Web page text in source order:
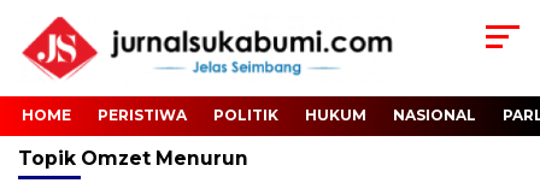
HOME PERISTIWA POLITIK HUKUM NASIONAL
Topik Omzet Menurun